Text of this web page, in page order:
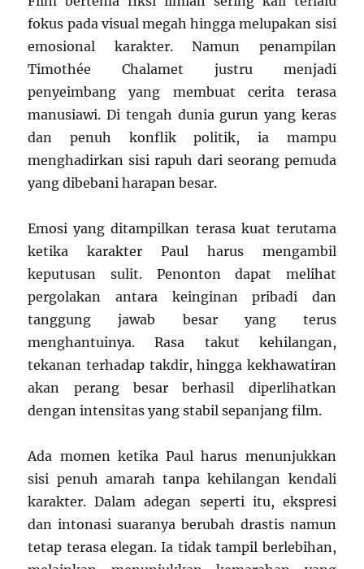
fokus pada visual megah hingga melupakan sisi
emosional karakter. Namun penampilan
Timothée Chalamet justru menjadi
penyeimbang yang membuat cerita terasa
manusiawi. Di tengah dunia gurun yang keras
dan penuh konflik politik, ia mampu
menghadirkan sisi rapuh dari seorang pemuda
yang dibebani harapan besar.
Emosi yang ditampilkan terasa kuat terutama
ketika karakter Paul harus mengambil
keputusan sulit. Penonton dapat melihat
pergolakan antara keinginan pribadi dan
tanggung jawab besar yang terus
menghantuinya. Rasa takut kehilangan,
tekanan terhadap takdir, hingga kekhawatiran
akan perang besar berhasil diperlihatkan
dengan intensitas yang stabil sepanjang film.
Ada momen ketika Paul harus menunjukkan
sisi penuh amarah tanpa kehilangan kendali
karakter. Dalam adegan seperti itu, ekspresi
dan intonasi suaranya berubah drastis namun
tetap terasa elegan. Ia tidak tampil berlebihan,